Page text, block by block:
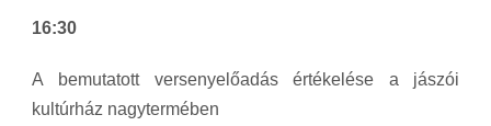
16:30
A bemutatott versenyelőadás értékelése a jászói
kultúrház nagytermében